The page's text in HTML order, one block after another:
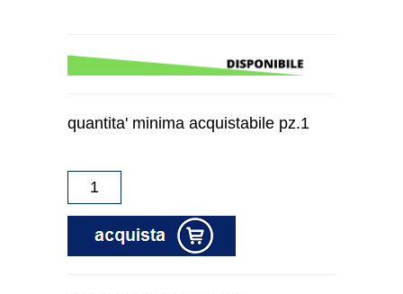
quantita' minima acquistabile pz.1